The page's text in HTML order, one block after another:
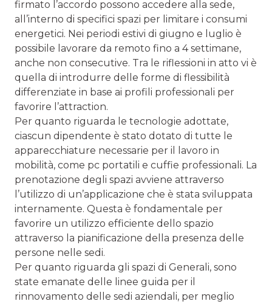
firmato l’accordo possono accedere alla sede,
all’interno di specifici spazi per limitare i consumi
energetici. Nei periodi estivi di giugno e luglio è
possibile lavorare da remoto fino a 4 settimane,
anche non consecutive. Tra le riflessioni in atto vi è
quella di introdurre delle forme di flessibilità
differenziate in base ai profili professionali per
favorire l’attraction.
Per quanto riguarda le tecnologie adottate,
ciascun dipendente è stato dotato di tutte le
apparecchiature necessarie per il lavoro in
mobilità, come pc portatili e cuffie professionali. La
prenotazione degli spazi avviene attraverso
l’utilizzo di un’applicazione che è stata sviluppata
internamente. Questa è fondamentale per
favorire un utilizzo efficiente dello spazio
attraverso la pianificazione della presenza delle
persone nelle sedi.
Per quanto riguarda gli spazi di Generali, sono
state emanate delle linee guida per il
rinnovamento delle sedi aziendali, per meglio